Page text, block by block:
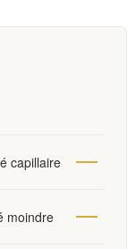
capillaire
moindre